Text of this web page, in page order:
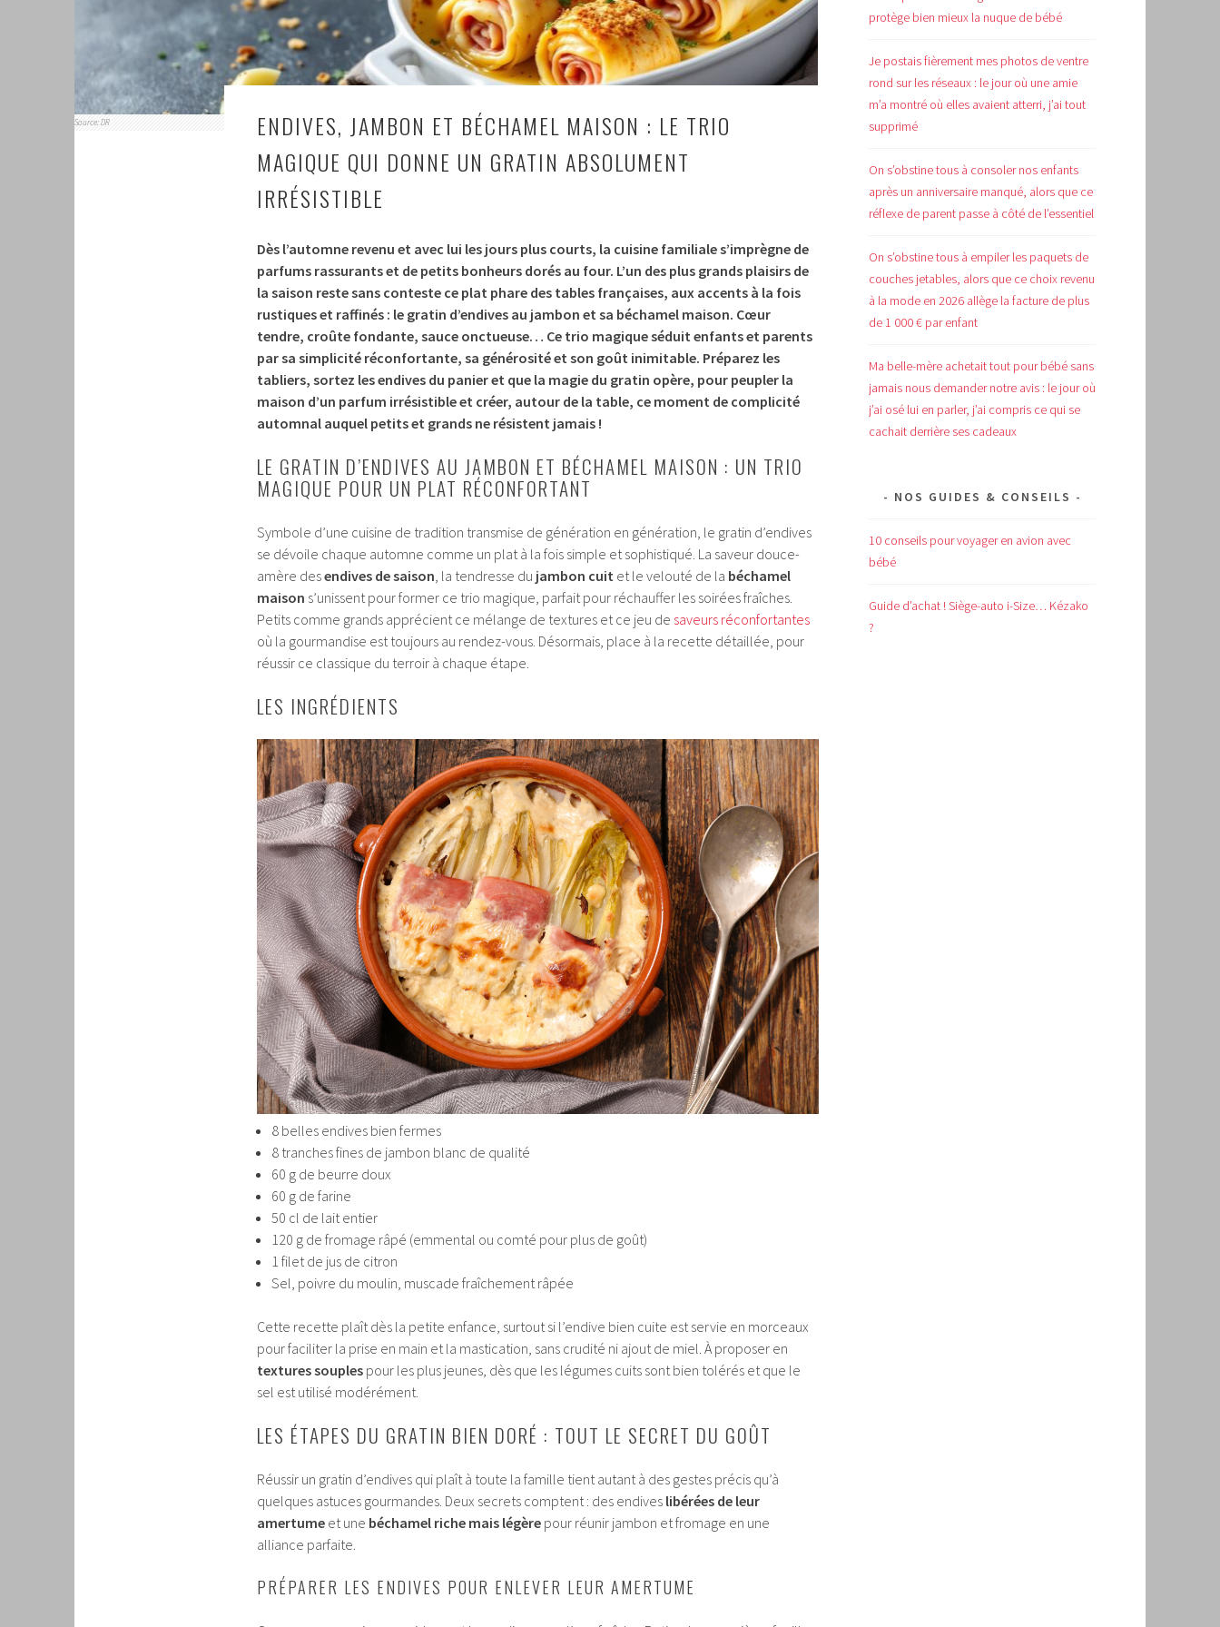
Source: DR
ENDIVES, JAMBON ET BÉCHAMEL MAISON : LE TRIO
MAGIQUE QUI DONNE UN GRATIN ABSOLUMENT
IRRÉSISTIBLE
Dès l’automne revenu et avec lui les jours plus courts, la cuisine familiale s’imprègne de
parfums rassurants et de petits bonheurs dorés au four. L’un des plus grands plaisirs de
la saison reste sans conteste ce plat phare des tables françaises, aux accents à la fois
rustiques et raffinés : le gratin d’endives au jambon et sa béchamel maison. Cœur
tendre, croûte fondante, sauce onctueuse… Ce trio magique séduit enfants et parents
par sa simplicité réconfortante, sa générosité et son goût inimitable. Préparez les
tabliers, sortez les endives du panier et que la magie du gratin opère, pour peupler la
maison d’un parfum irrésistible et créer, autour de la table, ce moment de complicité
automnal auquel petits et grands ne résistent jamais !
LE GRATIN D’ENDIVES AU JAMBON ET BÉCHAMEL MAISON : UN TRIO
MAGIQUE POUR UN PLAT RÉCONFORTANT
Symbole d’une cuisine de tradition transmise de génération en génération, le gratin d’endives
se dévoile chaque automne comme un plat à la fois simple et sophistiqué. La saveur douce-
amère desendives de saison, la tendresse du jambon cuit et le velouté de la béchamel
maison s’unissent pour former ce trio magique, parfait pour réchauffer les soirées fraîches.
Petits comme grands apprécient ce mélange de textures et ce jeu de saveurs réconfortantes
où la gourmandise est toujours au rendez-vous. Désormais, place à la recette détaillée, pour
réussir ce classique du terroir à chaque étape.
LES INGRÉDIENTS
8 belles endives bien fermes
8 tranches fines de jambon blanc de qualité
60 g de beurre doux
60 g de farine
50 cl de lait entier
120 g de fromage râpé (emmental ou comté pour plus de goût)
1 filet de jus de citron
Sel, poivre du moulin, muscade fraîchement râpée
Cette recette plaît dès la petite enfance, surtout si l’endive bien cuite est servie en morceaux
pour faciliter la prise en main et la mastication, sans crudité ni ajout de miel. À proposer en
textures souples pour les plus jeunes, dès que les légumes cuits sont bien tolérés et que le
sel est utilisé modérément.
LES ÉTAPES DU GRATIN BIEN DORÉ : TOUT LE SECRET DU GOÛT
Réussir un gratin d’endives qui plaît à toute la famille tient autant à des gestes précis qu’à
quelques astuces gourmandes. Deux secrets comptent : des endives libérées de leur
amertume et une béchamel riche mais légère pour réunir jambon et fromage en une
alliance parfaite.
PRÉPARER LES ENDIVES POUR ENLEVER LEUR AMERTUME
protège bien mieux la nuque de bébé
Je postais fièrement mes photos de ventre
rond sur les réseaux : le jour où une amie
m’a montré où elles avaient atterri, j’ai tout
supprimé
On s’obstine tous à consoler nos enfants
après un anniversaire manqué, alors que ce
réflexe de parent passe à côté de l’essentiel
On s’obstine tous à empiler les paquets de
couches jetables, alors que ce choix revenu
à la mode en 2026 allège la facture de plus
de 1 000 € par enfant
Ma belle-mère achetait tout pour bébé sans
jamais nous demander notre avis : le jour où
j’ai osé lui en parler, j’ai compris ce qui se
cachait derrière ses cadeaux
NOS GUIDES & CONSEILS
10 conseils pour voyager en avion avec
bébé
Guide d’achat ! Siège-auto i-Size… Kézako
?